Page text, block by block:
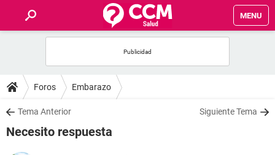
MENU
FOROS
SALUD
Foros Embarazo
Tema Anterior Siguiente Tema
Necesito respuesta